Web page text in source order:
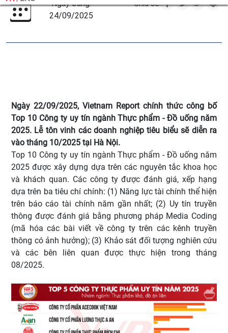
Ngày đăng:
24/09/2025
Chia sẻ:
Ngày 22/09/2025, Vietnam Report chính thức công bố
Top 10 Công ty uy tín ngành Thực phẩm - Đồ uống năm
2025. Lễ tôn vinh các doanh nghiệp tiêu biểu sẽ diễn ra
vào tháng 10/2025 tại Hà Nội.
Top 10 Công ty uy tín ngành Thực phẩm - Đồ uống năm
2025 được xây dựng dựa trên các nguyên tắc khoa học
và khách quan. Các công ty được đánh giá, xếp hạng
dựa trên ba tiêu chí chính: (1) Năng lực tài chính thể hiện
trên báo cáo tài chính năm gần nhất; (2) Uy tín truyền
thông được đánh giá bằng phương pháp Media Coding
(mã hóa các bài viết về công ty trên các kênh truyền
thông có ảnh hưởng); (3) Khảo sát đối tượng nghiên cứu
và các bên liên quan được thực hiện trong tháng
08/2025.